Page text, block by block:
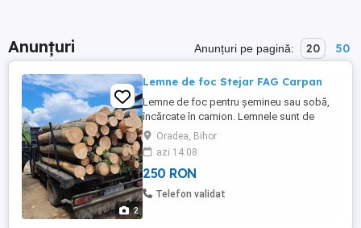
Anunțuri Anunțuri pe pagină: 20 50
2
Lemne de foc Stejar FAG Carpan
Lemne de foc pentru șemineu sau sobă,
încărcate în camion. Lemnele sunt de
diferite dimensiuni și forme, fiind tăiate
proaspăt. Pot fi folosite imediat pentru
încălzire sau alte activități casnice
Lemnele sunt în jud Bihor PRET Lemne de
Fag Carpan 250 lei metru ster Lemne de
Oradea, Bihor
azi 14:08
250 RON
Telefon validat